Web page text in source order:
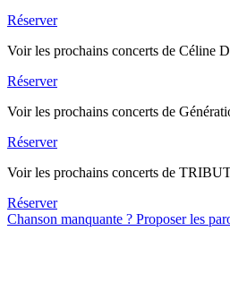
Réserver
Voir les prochains concerts de Céline
Réserver
Voir les prochains concerts de
Réserver
Voir les prochains concerts de
Réserver
Chanson manquante ? Proposer les